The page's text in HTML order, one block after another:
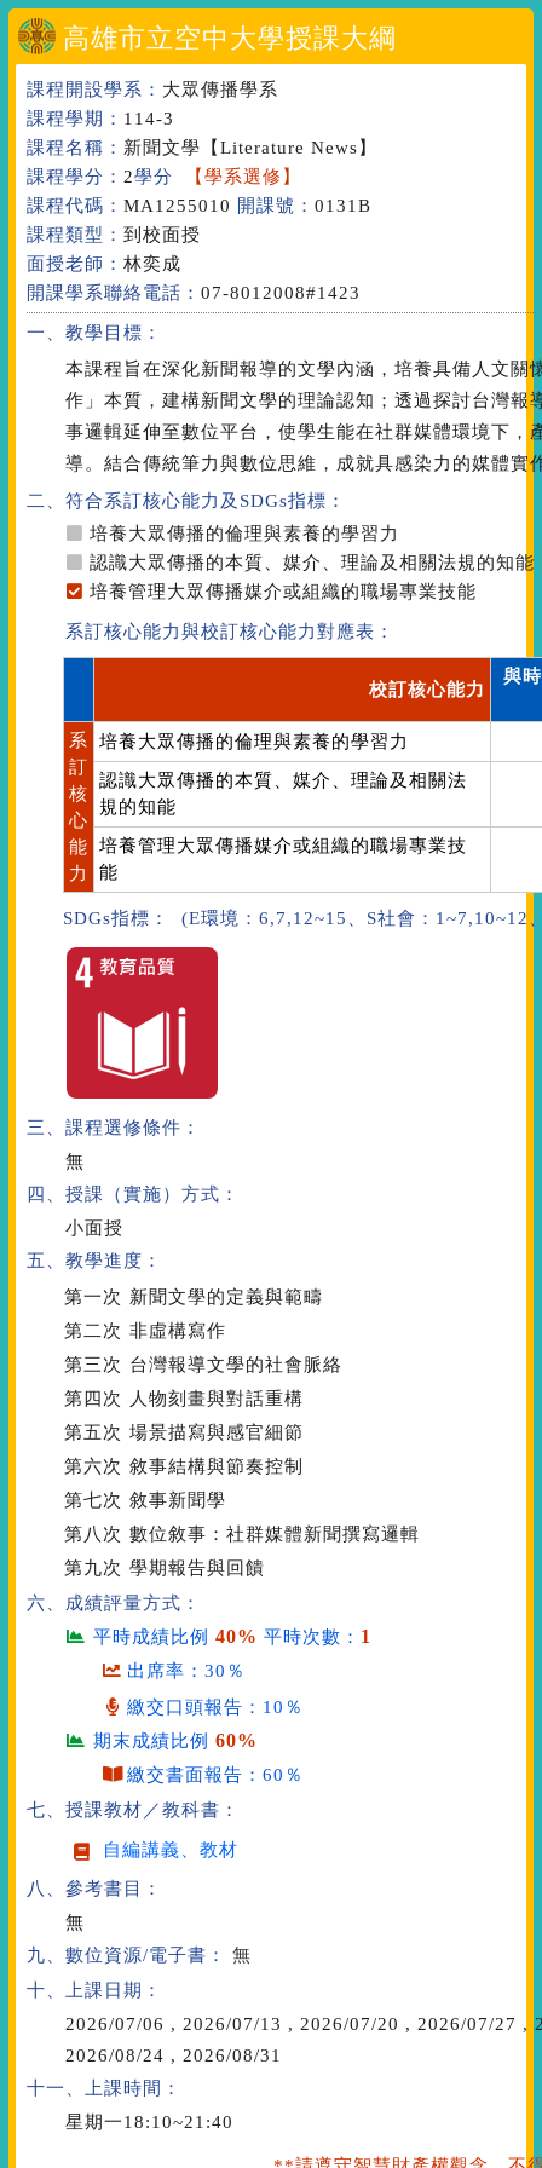
高雄市立空中大學授課大綱
課程開設學系： 大眾傳播學系
課程學期： 114-3
課程名稱： 新聞文學 【Literature News】
課程學分： 2學分
【學系選修】
課程代碼： MA1255010 開課號： 0131B
課程類型： 到校面授
面授老師： 林奕成
開課學系聯絡電話： 07-8012008#1423
一、教學目標：
本課程旨在深化新聞報導的文學內涵，培養具備人文關
作」本質，建構新聞文學的理論認知；透過探討台灣報
事邏輯延伸至數位平台，使學生能在社群媒體環境下，
導。結合傳統筆力與數位思維，成就具感染力的媒體實
二、符合系訂核心能力 及SDGs指標 ：
培養大眾傳播的倫理與素養的學習力
認識大眾傳播的本質、媒介、理論及相關法規的知能
培養管理大眾傳播媒介或組織的職場專業技能
系訂核心能力與校訂核心能力對應表：
校訂核心能力
與
系
訂
核
心
能
力
培養大眾傳播的倫理與素養的學習力
認識大眾傳播的本質、媒介、理論及相關法
規的知能
培養管理大眾傳播媒介或組織的職場專業技
能
SDGs指標： (E環境：6,7,12~15、S社會：
三、課程選修條件：
無
四、授課（實施）方式：
小面授
五、教學進度：
第一次 新聞文學的定義與範疇
第二次 非虛構寫作
第三次 台灣報導文學的社會脈絡
第四次
人物刻畫與對話重構
第五次 場景描寫與感官細節
第六次 敘事結構與節奏控制
第七次 敘事新聞學
第八次 數位敘事：社群媒體新聞撰寫邏輯
第九次 學期報告與回饋
六、成績評量方式：
平時成績比例40% 平時次數： 1
出席率：30％
繳交口頭報告：10％
期末成績比例60%
繳交書面報告：60％
七、授課教材／教科書：
自編講義、教材
八、參考書目：
無
九、數位資源/電子書：
無
十、上課日期：
2026/07/06 , 2026/07/13 , 2026/07/20 , 2026/07/27 ,
2026/08/24 , 2026/08/31
十一、上課時間：
星期一18:10~21:40